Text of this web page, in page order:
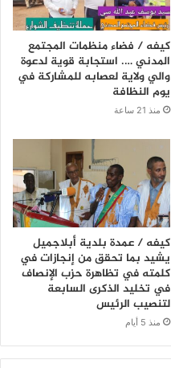
كيفه / فضاء منظمات المجتمع
المدني …. استجابة قوية لدعوة
والي ولاية لعصابه للمشاركة في
يوم النظافة
منذ 21 ساعة
كيفه / عمدة بلدية أبلاجميل
يشيد بما تحقق من إنجازات في
كلمته في تظاهرة حزب الإنصاف
في تخليد الذكرى السابعة
لتنصيب الرئيس
منذ 5 أيام